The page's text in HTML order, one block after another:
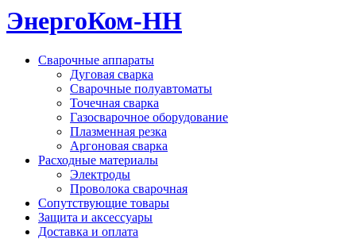
ЭнергоКом-НН
Сварочные аппараты
Дуговая сварка
Сварочные полуавтоматы
Точечная сварка
Газосварочное оборудование
Плазменная резка
Аргоновая сварка
Расходные материалы
Электроды
Проволока сварочная
Сопутствующие товары
Защита и аксессуары
Доставка и оплата